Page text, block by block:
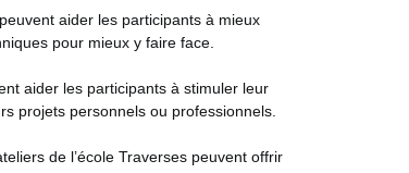
aider les participants à mieux
pour mieux y faire face.
aider les participants à stimuler leur
projets personnels ou professionnels.
de l’école Traverses peuvent offrir